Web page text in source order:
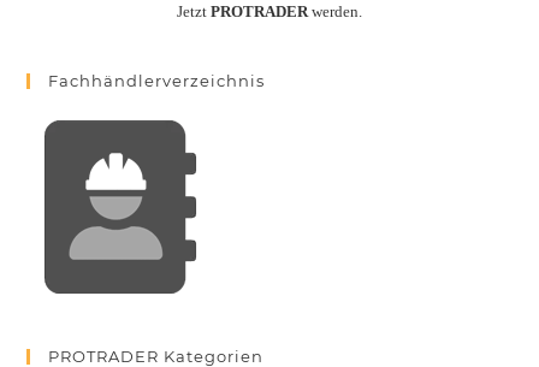
Jetzt PROTRADER werden.
Fachhändlerverzeichnis
PROTRADER Kategorien